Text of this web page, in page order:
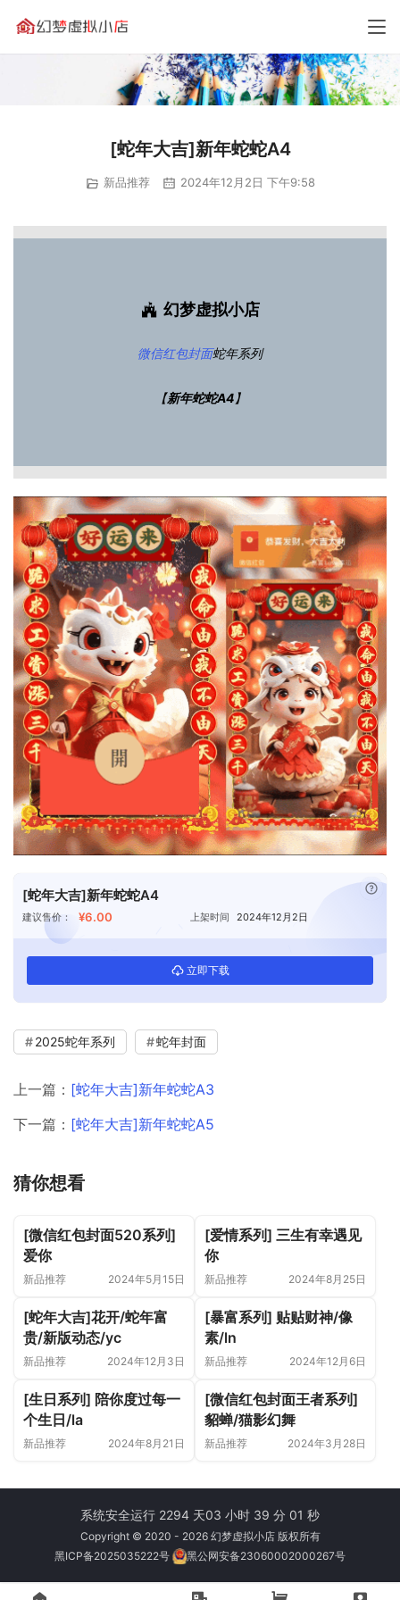
[蛇年大吉]新年蛇蛇A4
新品推荐 2024年12月2日 下午9:58
幻梦虚拟小店
微信红包封面蛇年系列
【新年蛇蛇A4】
[蛇年大吉]新年蛇蛇A4
建议售价： ¥6.00 上架时间 2024年12月2日
立即下载
已
2025蛇年系列 蛇年封面
上一篇： [蛇年大吉]新年蛇蛇A3
下一篇： [蛇年大吉]新年蛇蛇A5
猜你想看
[微信红包封面520系列]
爱你
新品推荐 2024年5月15日
[爱情系列] 三生有幸遇见
你
新品推荐 2024年8月25日
[蛇年大吉]花开/蛇年富
贵/新版动态/yc
新品推荐 2024年12月3日
[暴富系列] 贴贴财神/像
素/ln
新品推荐 2024年12月6日
[生日系列] 陪你度过每一
个生日/la
新品推荐 2024年8月21日
[微信红包封面王者系列]
貂蝉/猫影幻舞
新品推荐 2024年3月28日
系统安全运行 2294 天03 小时 39 分 01 秒
Copyright © 2020 - 2026 幻梦虚拟小店 版权所有
黑ICP备2025035222号
黑公网安备23060002000267号